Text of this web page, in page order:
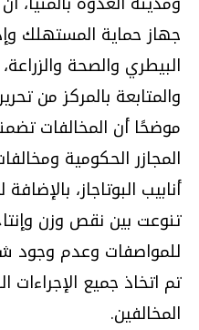
جهاز حماية المستهلك
البيطري والصحة
والمتابعة بالمركز من
موضحًا أن المخالفات
المجازر الحكومية
أنابيب البوتاجاز،
تنوعت بين نقص وزن
للمواصفات وعدم وجود
تم اتخاذ جميع الإجراءات
المخالفين.